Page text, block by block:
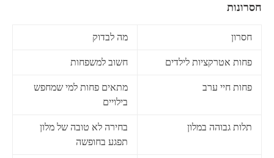
חסרונות
חסרון מה לבדוק
פחות אטרקציות לילדים חשוב למשפחות
פחות חיי ערב
מתאים פחות למי שמחפש
בילויים
תלות גבוהה במלון
בחירה לא טובה של מלון
תפגע בחופשה